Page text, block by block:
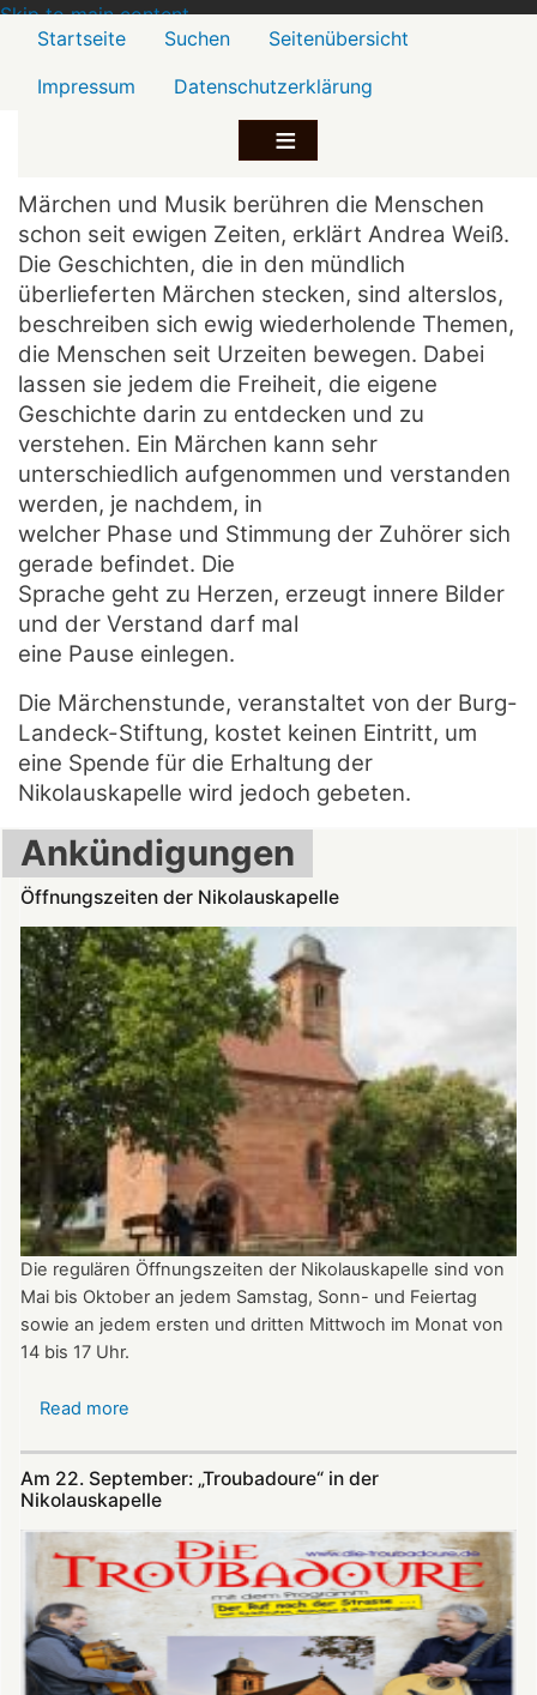
Skip to main content
Menü2
Startseite Suchen
Seitenübersicht
Impressum
Datenschutzerklärung
Märchen und Musik berühren die Menschen
schon seit ewigen Zeiten, erklärt Andrea Weiß.
Die Geschichten, die in den mündlich
überlieferten Märchen stecken, sind alterslos,
beschreiben sich ewig wiederholende Themen,
die Menschen seit Urzeiten bewegen. Dabei
lassen sie jedem die Freiheit, die eigene
Geschichte darin zu entdecken und zu
verstehen. Ein Märchen kann sehr
unterschiedlich aufgenommen und verstanden
werden, je nachdem, in
welcher Phase und Stimmung der Zuhörer sich
gerade befindet. Die
Sprache geht zu Herzen, erzeugt innere Bilder
und der Verstand darf mal
eine Pause einlegen.
Die Märchenstunde, veranstaltet von der Burg-
Landeck-Stiftung, kostet keinen Eintritt, um
eine Spende für die Erhaltung der
Nikolauskapelle wird jedoch gebeten.
Ankündigungen
Öffnungszeiten der Nikolauskapelle
Die regulären Öffnungszeiten der Nikolauskapelle sind von
Mai bis Oktober an jedem Samstag, Sonn- und Feiertag
sowie an jedem ersten und dritten Mittwoch im Monat von
14 bis 17 Uhr.
Read more
Nikolauskapelle
Am 22. September: „Troubadoure“ in der
Nikolauskapelle